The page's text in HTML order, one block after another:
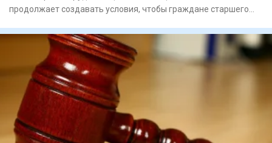
продолжает создавать условия, чтобы граждане старшего